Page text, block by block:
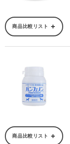
商品比較リスト
商品比較リスト